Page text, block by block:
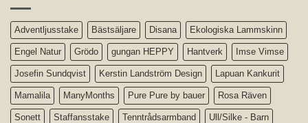
Adventljusstake Bästsäljare Disana Ekologiska Lammskinn
Engel Natur Grödo gungan HEPPY Hantverk Imse Vimse
Josefin Sundqvist Kerstin Landström Design Lapuan Kankurit
Mamalila ManyMonths Pure Pure by bauer Rosa Räven
Sonett Staffansstake Tenntrådsarmband Ull/Silke - Barn